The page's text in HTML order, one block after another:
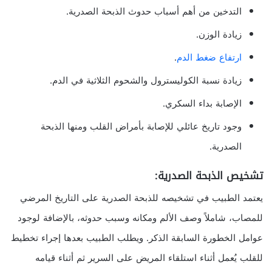
التدخين من أهم أسباب حدوث الذبحة الصدرية.
زيادة الوزن.
ارتفاع ضغط الدم.
زيادة نسبة الكوليسترول والشحوم الثلاثية في الدم.
الإصابة بداء السكري.
وجود تاريخ عائلي للإصابة بأمراض القلب ومنها الذبحة
الصدرية.
تشخيص الذبحة الصدرية:
يعتمد الطبيب في تشخيصه للذبحة الصدرية على التاريخ المرضي
للمصاب، شاملاً وصف الألم ومكانه وسبب حدوثه، بالإضافة لوجود
عوامل الخطورة السابقة الذكر. ويطلب الطبيب بعدها إجراء تخطيط
للقلب يُعمل أثناء استلقاء المريض على السرير ثم أثناء قيامه